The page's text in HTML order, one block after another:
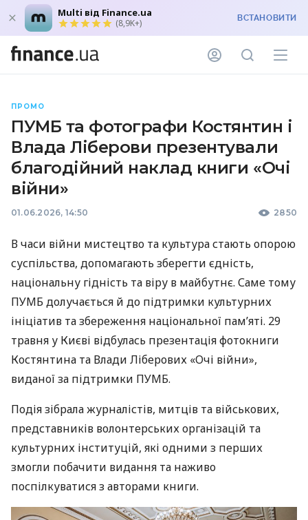
Multi від Finance.ua
(8,9K+) ВСТАНОВИТИ
ПРОМО
ПУМБ та фотографи Костянтин і
Влада Ліберови презентували
благодійний наклад книги «Очі
війни»
01.06.2026, 14:50 2850
В часи війни мистецтво та культура стають опорою
суспільства, допомагають зберегти єдність,
національну гідність та віру в майбутнє. Саме тому
ПУМБ долучається й до підтримки культурних
ініціатив та збереження національної пам’яті. 29
травня у Києві відбулась презентація фотокниги
Костянтина та Влади Ліберових «Очі війни»,
виданої за підтримки ПУМБ.
Подія зібрала журналістів, митців та військових,
представників волонтерських організацій та
культурних інституцій, які одними з перших
змогли побачити видання та наживо
поспілкуватися з авторами книги.